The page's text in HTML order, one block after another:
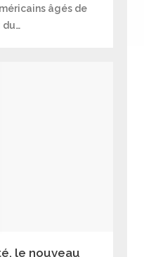
âgés de
du…
le nouveau